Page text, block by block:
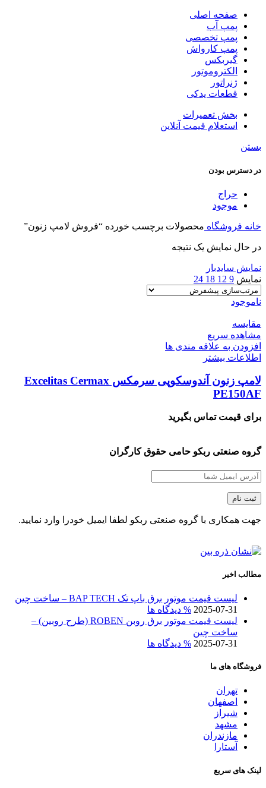
صفحه اصلی
پمپ آب
پمپ تخصصی
پمپ کارواش
گیربکس
الکتروموتور
ژنراتور
قطعات یدکی
بخش تعمیرات
استعلام قیمت آنلاین
بستن
در دسترس بودن
حراج
موجود
خانه فروشگاه محصولات برچسب خورده “فروش لامپ زنون”
در حال نمایش یک نتیجه
نمایش سایدبار
نمایش 9
12
18
24
ناموجود
مقایسه
مشاهده سریع
افزودن به علاقه مندی ها
اطلاعات بیشتر
لامپ زنون آندوسکوپی سرمکس Excelitas Cermax
PE150AF
برای قیمت تماس بگیرید
گروه صنعتی ربکو حامی حقوق کارگران
جهت همکاری با گروه صنعتی ربکو لطفا ایمیل خودرا وارد نمایید.
مطالب اخیر
لیست قیمت موتور برق باپ تک BAP TECH – ساخت چین
2025-07-31 % دیدگاه ها
لیست قیمت موتور برق روبن ROBEN (طرح روبین) –
ساخت چین
2025-07-31 % دیدگاه ها
فروشگاه های ما
تهران
اصفهان
شیراز
مشهد
مازندران
آستارا
لینک های سریع